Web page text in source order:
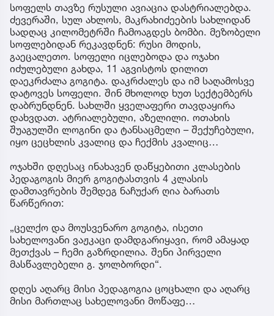
სოფელს თავზე რუსული ავიაცია დასტრიალებდა.
ძევერაში, სულ ახლოს, მაკრახიძეების სახლიდან
სადღაც კილომეტრში ჩამოაგდეს ბომბი. მეზობელი
სოფლებიდან რეკავდნენ: რუსი მოდის,
გაეცალეთო. სოფელი იცლებოდა და ოჯახი
იძულებული გახდა, 11 აგვისტოს დილით
დაეკრძალა გოგიტა. დაკრძალეს და იმ საღამოსვე
დატოვეს სოფელი. შინ მხოლოდ ხუთ სექტემბერს
დაბრუნდნენ. სახლში ყველაფერი თავდაყირა
დახვდათ. ატრიალებული, აზელილი. ოთახის
შუაგულში ლოგინი და ტანსაცმელი – შექუჩებული,
იყო ცეცხლის კვალიც და ჩექმის კვალიც…
ოჯახში დღესაც ინახავენ დაწყებითი კლასების
პედაგოგის მიერ გოგიტასთვის 4 კლასის
დამთავრების შემდეგ ნაჩუქარ ღია ბარათს
წარწერით:
„ცელქო და მოუსვენარო გოგიტა, ისეთი
სახელოვანი ვაჟკაცი დამდგარიყავი, რომ ამაყად
მეთქვას – ჩემი გაზრდილია. შენი პირველი
მასწავლებელი გ. ჯოლბორდი“.
დღეს აღარც მისი პედაგოგია ცოცხალი და აღარც
მისი მართლაც სახელოვანი მოწაფე…